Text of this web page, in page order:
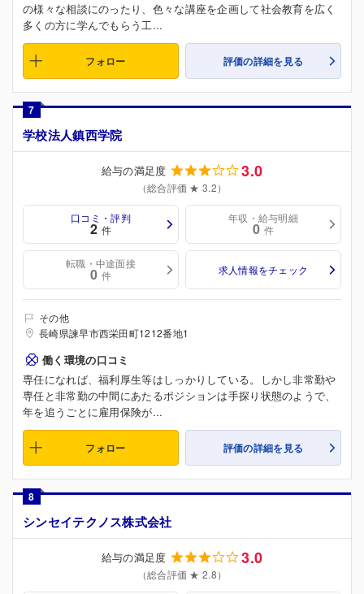
の様々な相談にのったり、色々な講座を企画して社会教育を広く
多くの方に学んでもらう工...
フォロー 評価の詳細を見る
7
学校法人鎮西学院
給与の満足度 3.0
（総合評価 ★ 3.2）
口コミ・評判
2 件
年収・給与明細
0 件
転職・中途面接
0 件 求人情報をチェック
その他
長崎県諫早市西栄田町1212番地1
働く環境の口コミ
専任になれば、福利厚生等はしっかりしている。しかし非常勤や
専任と非常勤の中間にあたるポジションは手探り状態のようで、
年を追うごとに雇用保険が...
フォロー 評価の詳細を見る
8
シンセイテクノス株式会社
給与の満足度 3.0
（総合評価 ★ 2.8）